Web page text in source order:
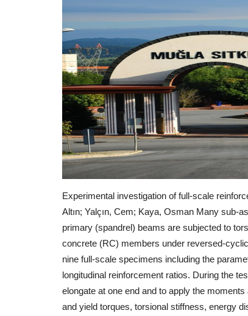
Experimental investigation of full-scale
Altın; Yalçın, Cem; Kaya, Osman Many sub-
primary (spandrel) beams are subjected to
concrete (RC) members under reversed-
nine full-scale specimens including the
longitudinal reinforcement ratios. During the
elongate at one end and to apply the
and yield torques, torsional stiffness, energy